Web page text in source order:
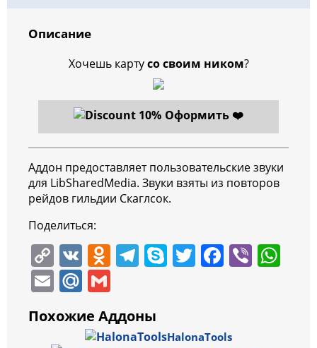
Описание
Хочешь картусо своим ником?
Оформить ❤️
Аддон предоставляет пользовательские звуки
для LibSharedMedia. Звуки взяты из повторов
рейдов гильдии Скаглсок.
Поделиться:
C
o
p
y
V
K
O
o
T
gr
S T F Vi
E
ai
M
l. ai
Похожие Аддоны
HalonaTools